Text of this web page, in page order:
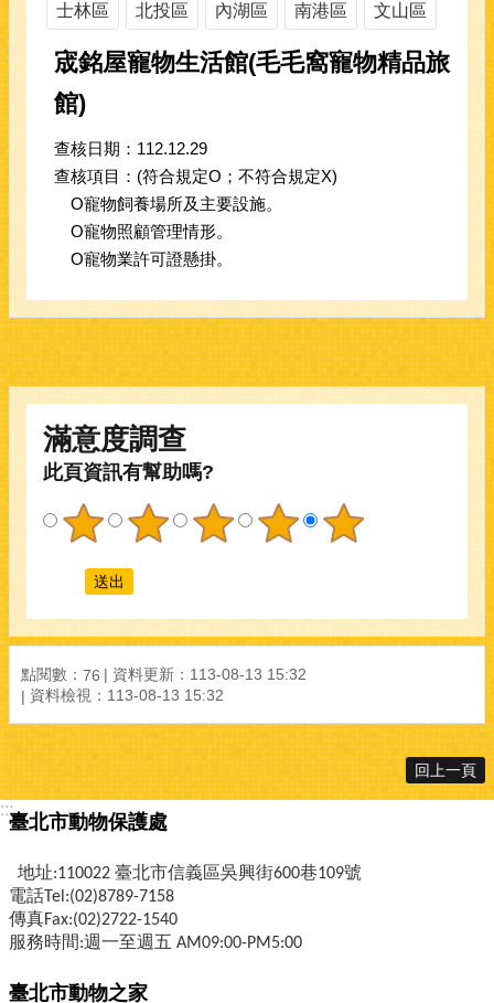
士林區 北投區 內湖區 南港區 文山區
宬銘屋寵物生活館(毛毛窩寵物精品旅
館)
查核日期：112.12.29
查核項目：(符合規定O；不符合規定X)
O寵物飼養場所及主要設施。
O寵物照顧管理情形。
O寵物業許可證懸掛。
滿意度調查
此頁資訊有幫助嗎?
點閱數： 76 資料更新： 113-08-13 15:32
資料檢視： 113-08-13 15:32
回上一頁
:::
臺北市動物保護處
地址:110022 臺北市信義區吳興街600巷109號
電話Tel:(02)8789-7158
傳真Fax:(02)2722-1540
服務時間:週一至週五 AM09:00-PM5:00
臺北市動物之家